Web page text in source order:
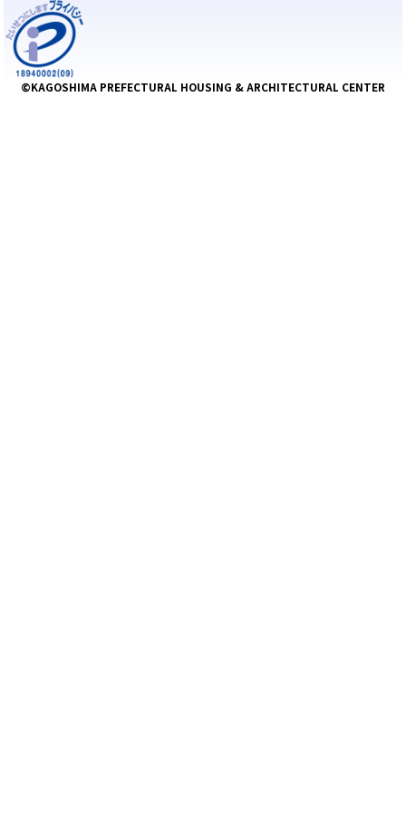
©KAGOSHIMA PREFECTURAL HOUSING & ARCHITECTURAL CENTER